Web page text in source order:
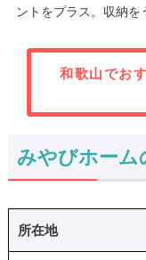
ントをプラス。収納を
和歌山でお
みやびホーム
所在地